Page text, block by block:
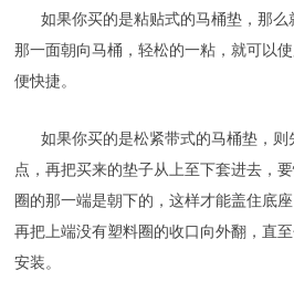
如果你买的是粘贴式的马桶垫，那么
那一面朝向马桶，轻松的一粘，就可以
便快捷。
如果你买的是松紧带式的马桶垫，
点，再把买来的垫子从上至下套进去，
圈的那一端是朝下的，这样才能盖住底
再把上端没有塑料圈的收口向外翻，直
安装。